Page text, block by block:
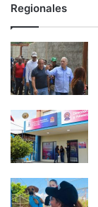
Regionales